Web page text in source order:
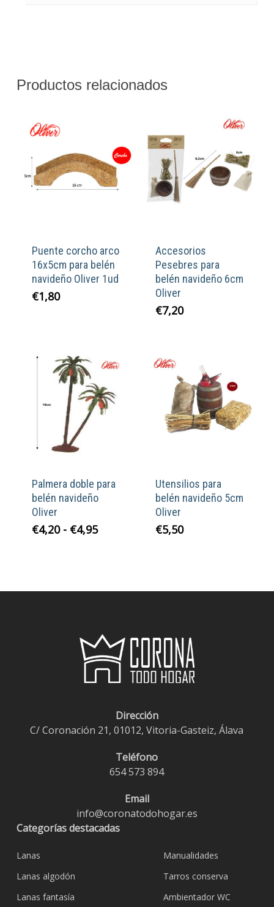
Productos relacionados
Puente corcho arco
16x5cm para belén
navideño Oliver 1ud
€1,80
Accesorios
Pesebres para
belén navideño 6cm
Oliver
€7,20
Palmera doble para
belén navideño
Oliver
€4,20 - €4,95Rango
hasta
Utensilios para
belén navideño 5cm
Oliver
€5,50
Dirección
C/ Coronación 21, 01012, Vitoria-Gasteiz, Álava
Teléfono
654 573 894
Email
info@coronatodohogar.es
Categorías destacadas
Lanas
Lanas algodón
Lanas fantasía
Manualidades
Tarros conserva
Ambientador WC